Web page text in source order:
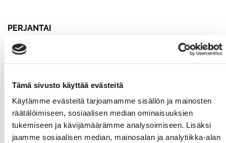
Tämä sivusto käyttää evästeitä
Käytämme evästeitä tarjoamamme sisällön ja mainosten
räätälöimiseen, sosiaalisen median ominaisuuksien
tukemiseen ja kävijämäärämme analysoimiseen. Lisäksi
jaamme sosiaalisen median, mainosalan ja analytiikka-alan
PERJANTAI
Strongman workout
LAUANTAI
10.00 morning grind*
11.00 stretching&flexibility
morning grind